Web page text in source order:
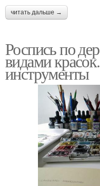
читать дальше →
Роспись по
видами
инструменты